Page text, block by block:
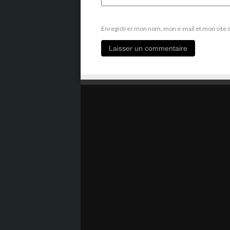
Enregistrer mon nom, mon e-mail et mon site